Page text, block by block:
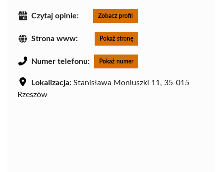
Czytaj opinie: Zobacz profil
Strona www: Pokaż stronę
Numer telefonu: Pokaż numer
Lokalizacja: Stanisława Moniuszki 11, 35-015
Rzeszów